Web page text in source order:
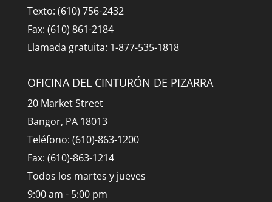
Texto: (610) 756-2432
Fax: (610) 861-2184
Llamada gratuita: 1-877-535-1818
OFICINA DEL CINTURÓN DE PIZARRA
20 Market Street
Bangor, PA 18013
Teléfono: (610)-863-1200
Fax: (610)-863-1214
Todos los martes y jueves
9:00 am - 5:00 pm